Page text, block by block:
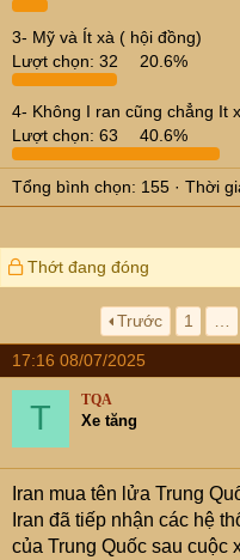
r
t
e
r
3- Mỹ và Ít xà ( hội đồng)
Lượt chọn: 32 20.6%
4- Không I ran cũng chẳng It
Lượt chọn: 63 40.6%
Tổng bình chọn 155 Thời
Thớt đang đóng
Trước 1
17:16 08/07/2025
T TQA
Xe tăng
Iran mua tên lửa Trung
Iran đã tiếp nhận các hệ
của Trung Quốc sau cuộc